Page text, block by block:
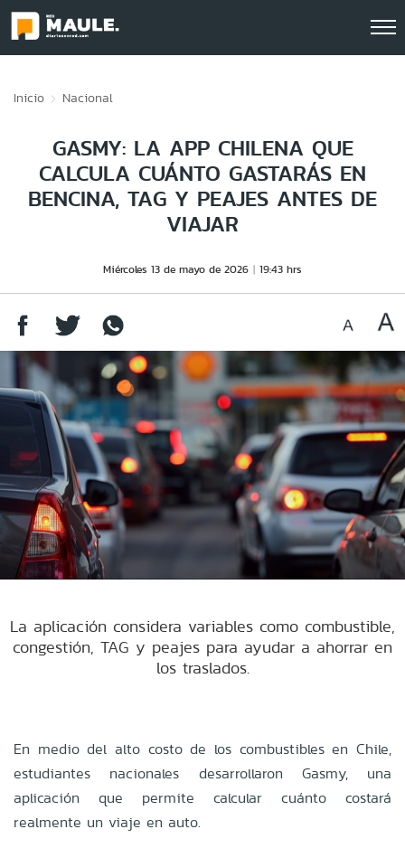
Inicio Nacional
GASMY: LA APP CHILENA QUE
CALCULA CUÁNTO GASTARÁS EN
BENCINA, TAG Y PEAJES ANTES DE
VIAJAR
Miércoles 13 de mayo de 2026 19:43 hrs
La aplicación considera variables como combustible,
congestión, TAG y peajes para ayudar a ahorrar en
los traslados.
En medio del alto costo de los combustibles en Chile,
estudiantes nacionales desarrollaron Gasmy, una
aplicación que permite calcular cuánto costará
realmente un viaje en auto.